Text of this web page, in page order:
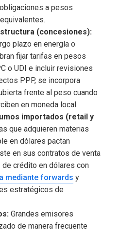
a pesos
(concesiones):
plazo en energía o
fijar tarifas en pesos
o UDI e incluir revisiones
PPP, se incorpora
frente al peso cuando
en moneda local.
importados (retail y
que adquieren materias
en dólares pactan
en sus contratos de venta
crédito en dólares con
mediante forwards y
estratégicos de
Grandes emisores
de manera frecuente